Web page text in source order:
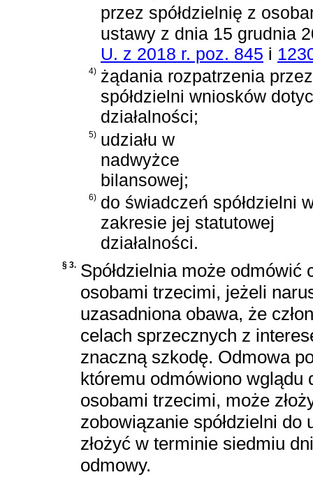
przez spółdzielnię z
ustawy z dnia 15 grudnia
U. z 2018 r. poz. 845 i
4) żądania rozpatrzenia
spółdzielni wniosków
działalności;
5) udziału w
nadwyżce
bilansowej;
6) do świadczeń spółdzielni
zakresie jej statutowej
działalności.
§ 3. Spółdzielnia może odmówić
osobami trzecimi, jeżeli
uzasadniona obawa, że
celach sprzecznych z
znaczną szkodę. Odmowa
któremu odmówiono wglądu
osobami trzecimi, może
zobowiązanie spółdzielni
złożyć w terminie siedmiu
odmowy.